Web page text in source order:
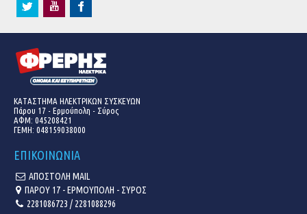
ΚΑΤΑΣΤΗΜΑ ΗΛΕΚΤΡΙΚΩΝ ΣΥΣΚΕΥΩΝ
Πάρου 17 - Ερμούπολη - Σύρος
ΑΦΜ: 045208421
ΓΕΜΗ: 048159038000
ΕΠΙΚΟΙΝΩΝΙΑ
ΑΠΟΣΤΟΛΗ MAIL
ΠΑΡΟΥ 17 - ΕΡΜΟΥΠΟΛΗ - ΣΥΡΟΣ
2281086723 / 2281088296